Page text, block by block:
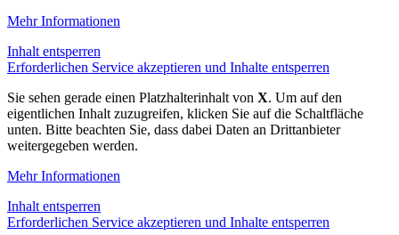
Mehr Informationen
Inhalt entsperren
Erforderlichen Service akzeptieren und Inhalte entsperren
Sie sehen gerade einen Platzhalterinhalt von X. Um auf den
eigentlichen Inhalt zuzugreifen, klicken Sie auf die Schaltfläche
unten. Bitte beachten Sie, dass dabei Daten an Drittanbieter
weitergegeben werden.
Mehr Informationen
Inhalt entsperren
Erforderlichen Service akzeptieren und Inhalte entsperren